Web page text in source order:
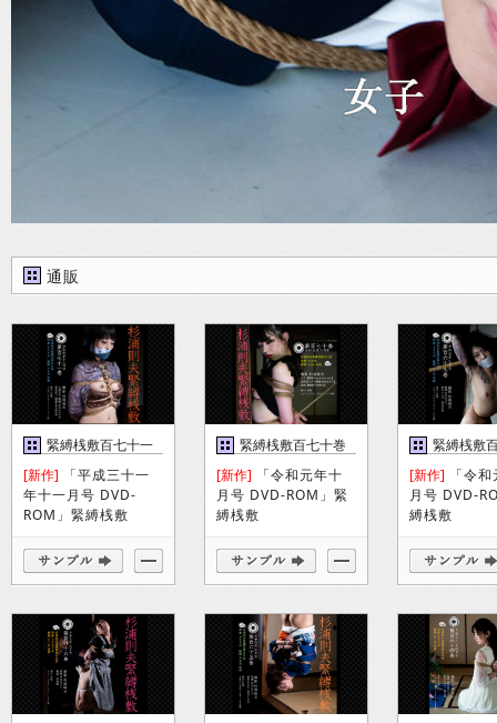
通販
緊縛桟敷百七十一
巻
[新作] 「平成三十一
年十一月号 DVD-
ROM」緊縛桟敷
緊縛桟敷百七十巻
[新作] 「令和元年十
月号 DVD-ROM」緊
縛桟敷
緊縛桟敷
巻
[新作] 「令
月号 DVD-
縛桟敷